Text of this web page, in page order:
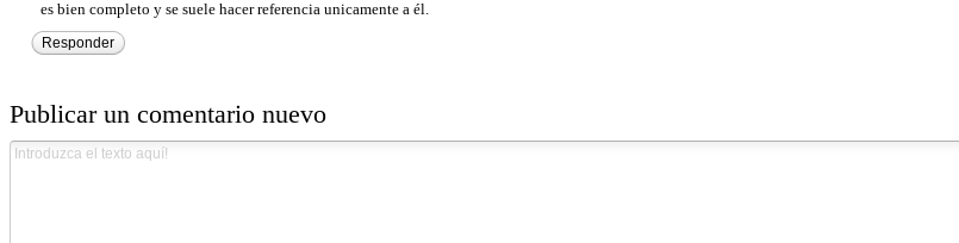
es bien completo y se suele hacer referencia unicamente a él.
Responder
Publicar un comentario nuevo